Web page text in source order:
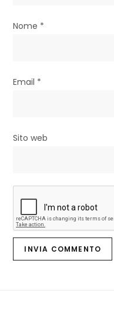
l
Nome *
Email *
Sito web